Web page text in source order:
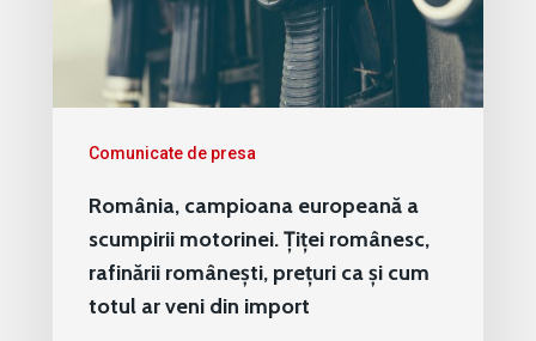
Comunicate de presa
România, campioana europeană a
scumpirii motorinei. Țiței românesc,
rafinării românești, prețuri ca și cum
totul ar veni din import